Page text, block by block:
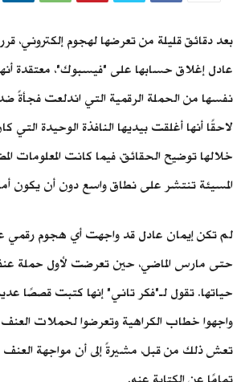
بعد دقائق قليلة من تعرضها لهجوم إلكتروني،
عادل إغلاق حسابها على "فيسبوك"، معتقدة
نفسها من الحملة الرقمية التي اندلعت فجأةً
لاحقًا أنها أغلقت بيديها النافذة الوحيدة التي
خلالها توضيح الحقائق، فيما كانت المعلومات
المسيئة تنتشر على نطاق واسع دون أن يكون
لم تكن إيمان عادل قد واجهت أي هجوم رقمي
حتى مارس الماضي، حين تعرضت لأول حملة
حياتها. تقول لـ"فكر تاني" إنها كتبت قصصًا
واجهوا خطاب الكراهية وتعرضوا لحملات العنف
تعش ذلك من قبل، مشيرةً إلى أن مواجهة العنف